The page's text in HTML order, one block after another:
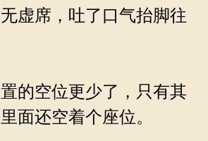
虚席，吐了口气抬脚往
的空位更少了，只有其
面还空着个座位。